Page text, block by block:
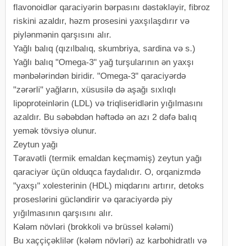
flavonoidlər qaraciyərin bərpasını dəstəkləyir, fibroz
riskini azaldır, həzm prosesini yaxşılaşdırır və
piylənmənin qarşısını alır.
Yağlı balıq (qızılbalıq, skumbriya, sardina və s.)
Yağlı balıq "Omega-3" yağ turşularının ən yaxşı
mənbələrindən biridir. "Omega-3" qaraciyərdə
"zərərli" yağların, xüsusilə də aşağı sıxlıqlı
lipoproteinlərin (LDL) və triqliseridlərin yığılmasını
azaldır. Bu səbəbdən həftədə ən azı 2 dəfə balıq
yemək tövsiyə olunur.
Zeytun yağı
Təravətli (termik emaldan keçməmiş) zeytun yağı
qaraciyər üçün olduqca faydalıdır. O, orqanizmdə
"yaxşı" xolesterinin (HDL) miqdarını artırır, detoks
proseslərini gücləndirir və qaraciyərdə piy
yığılmasının qarşısını alır.
Kələm növləri (brokkoli və brüssel kələmi)
Bu xaççiçəklilər (kələm növləri) az karbohidratlı və